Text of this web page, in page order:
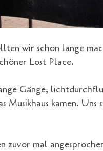
wir schon lange
Lost Place.
Gänge,
Musikhaus kamen.
zuvor mal